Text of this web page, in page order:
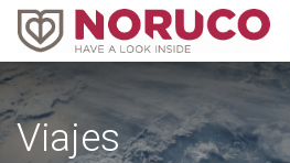
Viajes